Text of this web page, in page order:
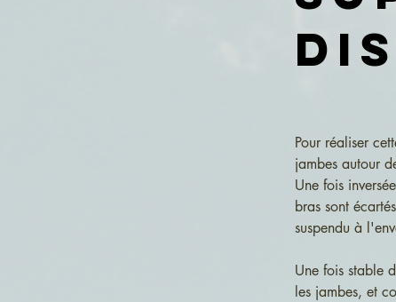
Pour réaliser
jambes autour
Une fois
bras sont
suspendu à
Une fois stable
les jambes, et